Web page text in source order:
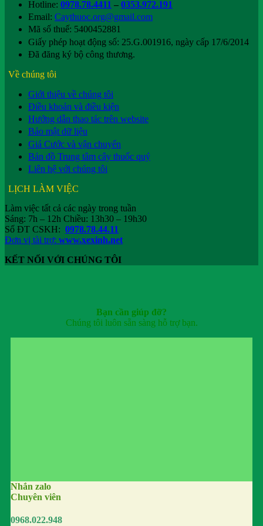
Hotline: 0978.78.4411 – 0353.972.191
Email: Caythuoc.org@gmail.com
Mã số thuế: 5400452881
Giấy phép hoạt động số: 25.G.001916, ngày cấp 17/6/2014
Đã đăng ký bộ công thương.
Về chúng tôi
Giới thiệu về chúng tôi
Điều khoản và điều kiện
Hướng dẫn thao tác trên website
Bảo mật dữ liệu
Giá Cước và vận chuyển
Bản đồ Trung tâm cây thuốc quý
Liên hệ với chúng tôi
LỊCH LÀM VIỆC
Làm việc tất cả các ngày trong tuần
Sáng: 7h – 12h Chiều: 13h30 – 19h30
Số ĐT CSKH: 0978.78.44.11
Đơn vị tài trợ: www.xexinh.net
KẾT NỐI VỚI CHÚNG TÔI
Bạn cần giúp đỡ?
Chúng tôi luôn sẵn sàng hỗ trợ bạn.
Nhắn zalo
Chuyên viên
0968.022.948